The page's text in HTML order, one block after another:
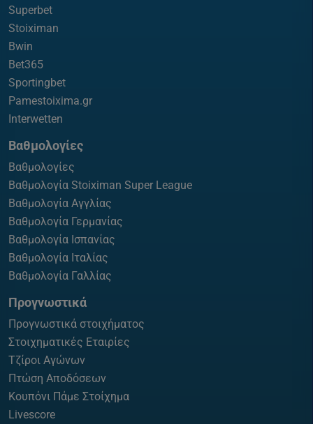
Superbet
Stoiximan
Bwin
Bet365
Sportingbet
Pamestoixima.gr
Interwetten
Βαθμολογίες
Βαθμολογίες
Βαθμολογία Stoiximan Super League
Βαθμολογία Αγγλίας
Βαθμολογία Γερμανίας
Βαθμολογία Ισπανίας
Βαθμολογία Ιταλίας
Βαθμολογία Γαλλίας
Προγνωστικά
Προγνωστικά στοιχήματος
Στοιχηματικές Εταιρίες
Τζίροι Αγώνων
Πτώση Αποδόσεων
Κουπόνι Πάμε Στοίχημα
Livescore